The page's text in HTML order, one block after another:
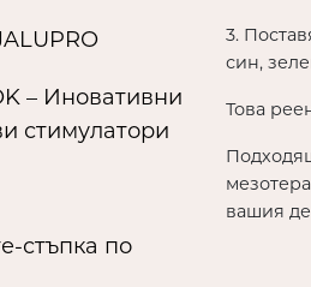
– Иновативни
стимулатори
стъпка по
3.
син,
Това
вашия